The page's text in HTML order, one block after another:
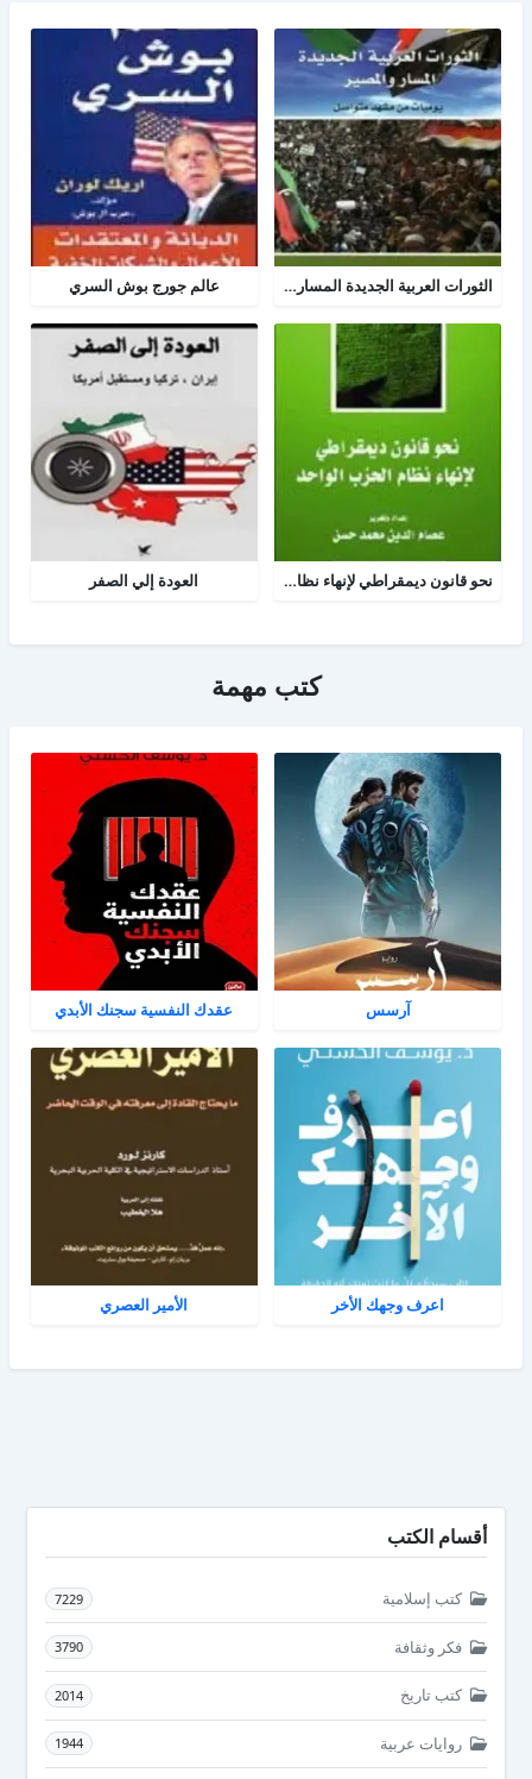
الثورات العربية الجديدة المسار والمصير عالم جورج بوش السري
نحو قانون ديمقراطي لإنهاء نظام الحزب الواحد العودة إلي الصفر
كتب مهمة
آرسس عقدك النفسية سجنك الأبدي
اعرف وجهك الأخر الأمير العصري
أقسام الكتب
كتب إسلامية 7229
فكر وثقافة 3790
كتب تاريخ 2014
روايات عربية 1944